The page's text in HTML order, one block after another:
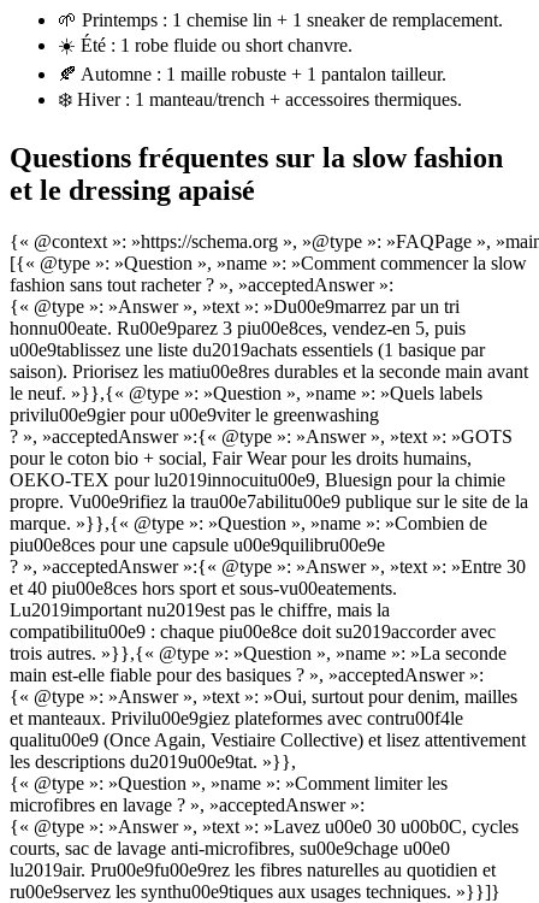
🌱 Printemps : 1 chemise lin + 1 sneaker de remplacement.
☀️ Été : 1 robe fluide ou short chanvre.
🍂 Automne : 1 maille robuste + 1 pantalon tailleur.
❄️ Hiver : 1 manteau/trench + accessoires thermiques.
Questions fréquentes sur la slow fashion
et le dressing apaisé
{« @context »: »https://schema.org », »@type »: »FAQPage »,
[{« @type »: »Question », »name »: »Comment commencer la slow
fashion sans tout racheter ? », »acceptedAnswer »:
{« @type »: »Answer », »text »: »Du00e9marrez par un tri
honnu00eate. Ru00e9parez 3 piu00e8ces, vendez-en 5, puis
u00e9tablissez une liste du2019achats essentiels (1 basique par
saison). Priorisez les matiu00e8res durables et la seconde main avant
le neuf. »}},{« @type »: »Question », »name »: »Quels labels
privilu00e9gier pour u00e9viter le greenwashing
? », »acceptedAnswer »:{« @type »: »Answer », »text »: »GOTS
pour le coton bio + social, Fair Wear pour les droits humains,
OEKO-TEX pour lu2019innocuitu00e9, Bluesign pour la chimie
propre. Vu00e9rifiez la trau00e7abilitu00e9 publique sur le site de la
marque. »}},{« @type »: »Question », »name »: »Combien de
piu00e8ces pour une capsule u00e9quilibru00e9e
? », »acceptedAnswer »:{« @type »: »Answer », »text »: »Entre 30
et 40 piu00e8ces hors sport et sous-vu00eatements.
Lu2019important nu2019est pas le chiffre, mais la
compatibilitu00e9 : chaque piu00e8ce doit su2019accorder avec
trois autres. »}},{« @type »: »Question », »name »: »La seconde
main est-elle fiable pour des basiques ? », »acceptedAnswer »:
{« @type »: »Answer », »text »: »Oui, surtout pour denim, mailles
et manteaux. Privilu00e9giez plateformes avec contru00f4le
qualitu00e9 (Once Again, Vestiaire Collective) et lisez attentivement
les descriptions du2019u00e9tat. »}},
{« @type »: »Question », »name »: »Comment limiter les
microfibres en lavage ? », »acceptedAnswer »:
{« @type »: »Answer », »text »: »Lavez u00e0 30 u00b0C, cycles
courts, sac de lavage anti-microfibres, su00e9chage u00e0
lu2019air. Pru00e9fu00e9rez les fibres naturelles au quotidien et
ru00e9servez les synthu00e9tiques aux usages techniques. »}}]}